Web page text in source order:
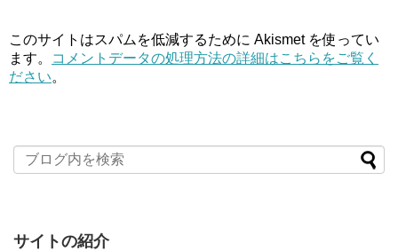
このサイトはスパムを低減するために Akismet を使ってい
ます。
コメントデータの処理方法の詳細はこちらをご覧く
ださい。
サイトの紹介